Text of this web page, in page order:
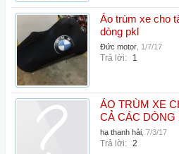
Áo trùm xe cho
dòng pkl
Đức motor 1/7/17
Trả lời: 1
ÁO TRÙM XE
CẢ CÁC DÒNG
hạ thanh hải 7/3/17
Trả lời: 2